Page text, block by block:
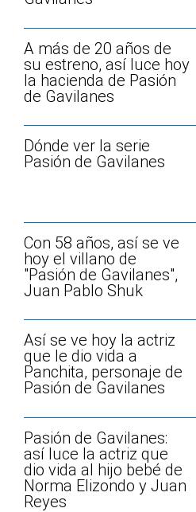
A más de 20 años de
su estreno, así luce hoy
la hacienda de Pasión
de Gavilanes
Dónde ver la serie
Pasión de Gavilanes
Con 58 años, así se ve
hoy el villano de
"Pasión de Gavilanes",
Juan Pablo Shuk
Así se ve hoy la actriz
que le dio vida a
Panchita, personaje de
Pasión de Gavilanes
Pasión de Gavilanes:
así luce la actriz que
dio vida al hijo bebé de
Norma Elizondo y Juan
Reyes